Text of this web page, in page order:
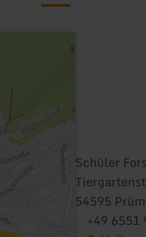
Schüler
54595 Prüm
+49 6551